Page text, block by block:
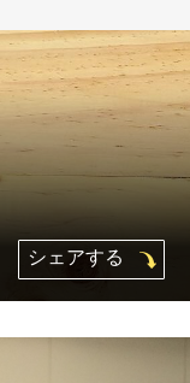
East Asia
Korea Office
Kaohsiung
Mexico,
Secretariat
Southeast
シェアする